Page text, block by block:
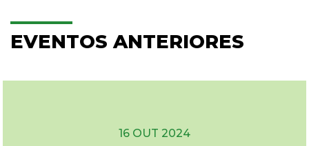
EVENTOS ANTERIORES
16 OUT 2024